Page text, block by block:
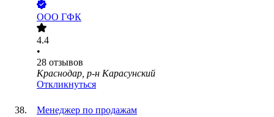
ООО ГФК
4.4
•
28 отзывов
Краснодар, р-н Карасунский
Откликнуться
Менеджер по продажам